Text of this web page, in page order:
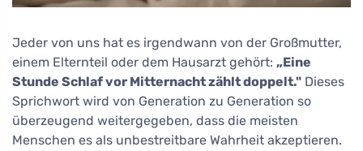
Jeder von uns hat es irgendwann von der Großmutter,
einem Elternteil oder dem Hausarzt gehört: „Eine
Stunde Schlaf vor Mitternacht zählt doppelt." Dieses
Sprichwort wird von Generation zu Generation so
überzeugend weitergegeben, dass die meisten
Menschen es als unbestreitbare Wahrheit akzeptieren.